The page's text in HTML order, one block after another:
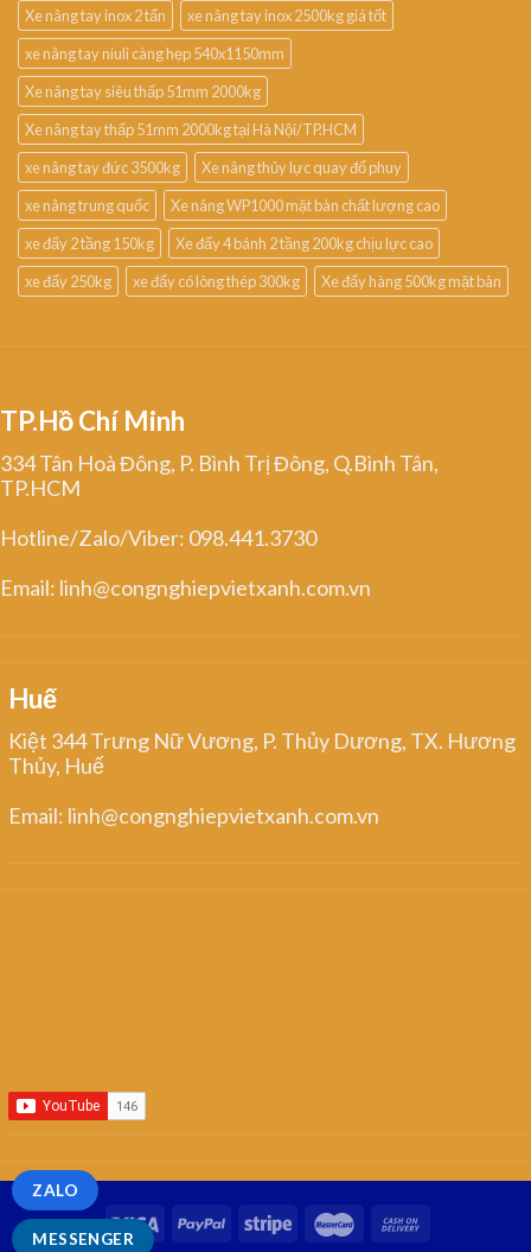
Xe nâng tay inox 2 tấn
xe nâng tay inox 2500kg giá tốt
xe nâng tay niuli càng hẹp 540x1150mm
Xe nâng tay siêu thấp 51mm 2000kg
Xe nâng tay thấp 51mm 2000kg tại Hà Nội/TP.HCM
xe nâng tay đức 3500kg
Xe nâng thủy lực quay đổ phuy
xe nâng trung quốc
Xe nâng WP1000 mặt bàn chất lượng cao
xe đẩy 2 tầng 150kg
Xe đẩy 4 bánh 2 tầng 200kg chịu lực cao
xe đẩy 250kg
xe đẩy có lòng thép 300kg Xe đẩy hàng 500kg mặt bàn
TP.Hồ Chí Minh
334 Tân Hoà Đông, P. Bình Trị Đông, Q.Bình Tân,
TP.HCM
Hotline/Zalo/Viber: 098.441.3730
Email: linh@congnghiepvietxanh.com.vn
Huế
Kiệt 344 Trưng Nữ Vương, P. Thủy Dương, TX. Hương
Thủy, Huế
Email: linh@congnghiepvietxanh.com.vn
MESSENGER
ZALO